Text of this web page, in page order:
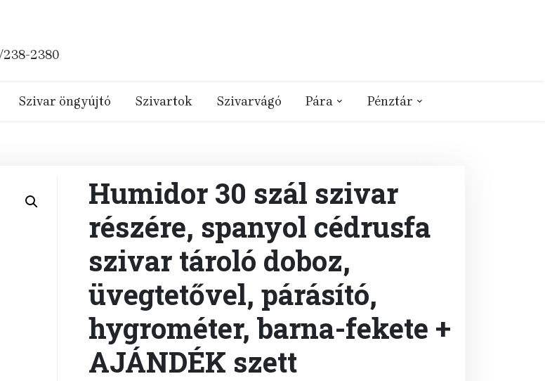
238-2380
Szivar öngyújtó Szivartok Szivarvágó Pára Pénztár
Humidor 30 szál szivar
részére, spanyol cédrusfa
szivar tároló doboz,
üvegtetővel, párásító,
hygrométer, barna-fekete +
AJÁNDÉK szett